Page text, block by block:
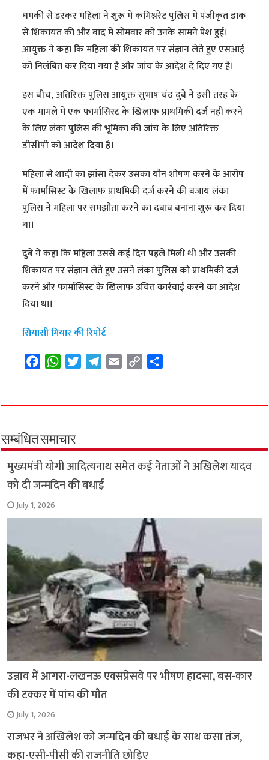
धमकी से डरकर महिला ने शुरू में कमिश्नरेट पुलिस में पंजीकृत डाक
से शिकायत की और बाद में सोमवार को उनके सामने पेश हुई।
आयुक्त ने कहा कि महिला की शिकायत पर संज्ञान लेते हुए एसआई
को निलंबित कर दिया गया है और जांच के आदेश दे दिए गए हैं।
इस बीच, अतिरिक्त पुलिस आयुक्त सुभाष चंद्र दुबे ने इसी तरह के
एक मामले में एक फार्मासिस्ट के खिलाफ प्राथमिकी दर्ज नहीं करने
के लिए लंका पुलिस की भूमिका की जांच के लिए अतिरिक्त
डीसीपी को आदेश दिया है।
महिला से शादी का झांसा देकर उसका यौन शोषण करने के आरोप
में फार्मासिस्ट के खिलाफ प्राथमिकी दर्ज करने की बजाय लंका
पुलिस ने महिला पर समझौता करने का दबाव बनाना शुरू कर दिया
था।
दुबे ने कहा कि महिला उससे कई दिन पहले मिली थी और उसकी
शिकायत पर संज्ञान लेते हुए उसने लंका पुलिस को प्राथमिकी दर्ज
करने और फार्मासिस्ट के खिलाफ उचित कार्रवाई करने का आदेश
दिया था।
सियासी मियार की रिपोर्ट
e
o
o
k
W
t
A
p
p
t
r
e
a
m
i
y
n
k
r
सम्बंधित समाचार
मुख्यमंत्री योगी आदित्यनाथ समेत कई नेताओं ने अखिलेश यादव
को दी जन्मदिन की बधाई
July 1, 2026
उन्नाव में आगरा-लखनऊ एक्सप्रेसवे पर भीषण हादसा, बस-कार
की टक्कर में पांच की मौत
July 1, 2026
राजभर ने अखिलेश को जन्मदिन की बधाई के साथ कसा तंज,
कहा-एसी-पीसी की राजनीति छोड़िए